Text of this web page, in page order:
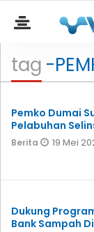
tag -
Pemko Dumai
Pelabuhan
Berita 19 Mei
Dukung
Bank Sampah